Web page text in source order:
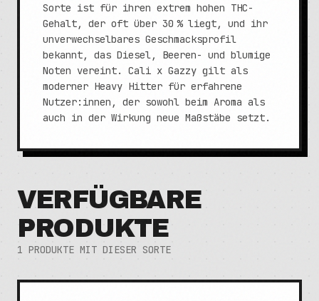
Sorte ist für ihren extrem hohen THC-
Gehalt, der oft über 30 % liegt, und ihr
unverwechselbares Geschmacksprofil
bekannt, das Diesel, Beeren- und blumige
Noten vereint. Cali x Gazzy gilt als
moderner Heavy Hitter für erfahrene
Nutzer:innen, der sowohl beim Aroma als
auch in der Wirkung neue Maßstäbe setzt.
VERFÜGBARE
PRODUKTE
1 PRODUKTE MIT DIESER SORTE